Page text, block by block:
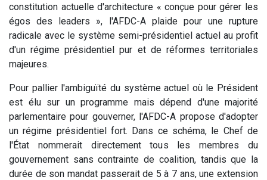
constitution actuelle d'architecture « conçue pour gérer les
égos des leaders », l'AFDC-A plaide pour une rupture
radicale avec le système semi-présidentiel actuel au profit
d'un régime présidentiel pur et de réformes territoriales
majeures.
Pour pallier l'ambiguïté du système actuel où le Président
est élu sur un programme mais dépend d'une majorité
parlementaire pour gouverner, l'AFDC-A propose d'adopter
un régime présidentiel fort. Dans ce schéma, le Chef de
l'État nommerait directement tous les membres du
gouvernement sans contrainte de coalition, tandis que la
durée de son mandat passerait de 5 à 7 ans, une extension